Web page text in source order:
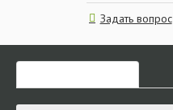
Задать вопрос